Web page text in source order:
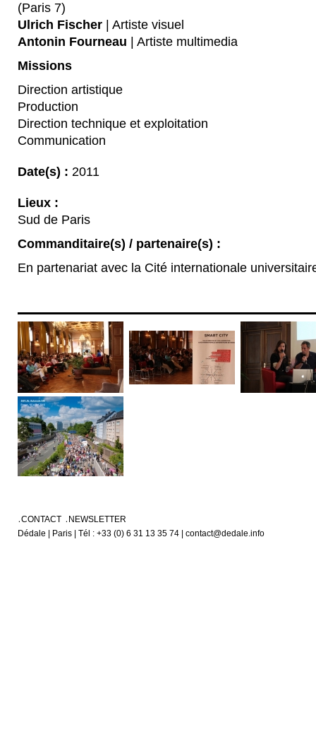
(Paris 7)
Ulrich Fischer | Artiste visuel
Antonin Fourneau | Artiste multimedia
Missions
Direction artistique
Production
Direction technique et exploitation
Communication
Date(s) : 2011
Lieux :
Sud de Paris
Commanditaire(s) / partenaire(s) :
En partenariat avec la Cité internationale
CONTACT
NEWSLETTER
Dédale | Paris | Tél : +33 (0) 6 31 13 35 74 | contact@dedale.info